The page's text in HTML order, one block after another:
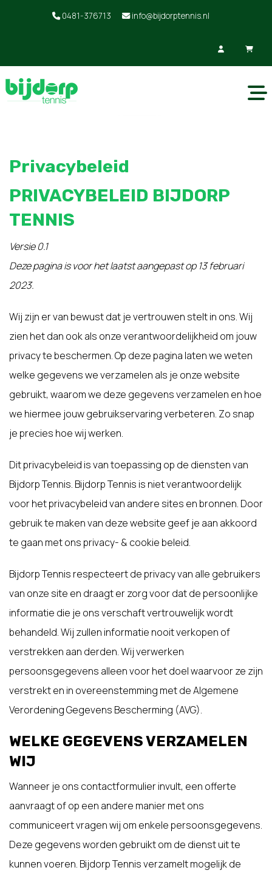
0481-376713 info@bijdorptennis.nl
Privacybeleid
PRIVACYBELEID BIJDORP
TENNIS
Versie 0.1
Deze pagina is voor het laatst aangepast op 13 februari
2023.
Wij zijn er van bewust dat je vertrouwen stelt in ons. Wij
zien het dan ook als onze verantwoordelijkheid om jouw
privacy te beschermen. Op deze pagina laten we weten
welke gegevens we verzamelen als je onze website
gebruikt, waarom we deze gegevens verzamelen en hoe
we hiermee jouw gebruikservaring verbeteren. Zo snap
je precies hoe wij werken.
Dit privacybeleid is van toepassing op de diensten van
Bijdorp Tennis. Bijdorp Tennis is niet verantwoordelijk
voor het privacybeleid van andere sites en bronnen. Door
gebruik te maken van deze website geef je aan akkoord
te gaan met ons privacy- & cookie beleid.
Bijdorp Tennis respecteert de privacy van alle gebruikers
van onze site en draagt er zorg voor dat de persoonlijke
informatie die je ons verschaft vertrouwelijk wordt
behandeld. Wij zullen informatie nooit verkopen of
verstrekken aan derden. Wij verwerken
persoonsgegevens alleen voor het doel waarvoor ze zijn
verstrekt en in overeenstemming met de Algemene
Verordening Gegevens Bescherming (AVG).
WELKE GEGEVENS VERZAMELEN
WIJ
Wanneer je ons contactformulier invult, een offerte
aanvraagt of op een andere manier met ons
communiceert vragen wij om enkele persoonsgegevens.
Deze gegevens worden gebruikt om de dienst uit te
kunnen voeren. Bijdorp Tennis verzamelt mogelijk de